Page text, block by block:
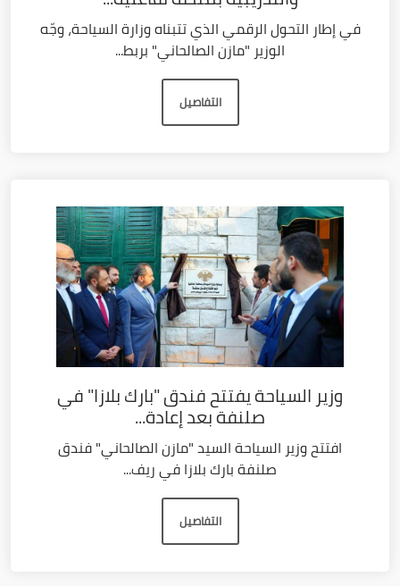
في إطار التحول الرقمي الذي تتبناه وزارة السياحة، وجّه
الوزير "مازن الصالحاني" بربط...
التفاصيل
وزير السياحة يفتتح فندق "بارك بلازا" في
صلنفة بعد إعادة...
افتتح وزير السياحة السيد "مازن الصالحاني" فندق
صلنفة بارك بلازا في ريف...
التفاصيل